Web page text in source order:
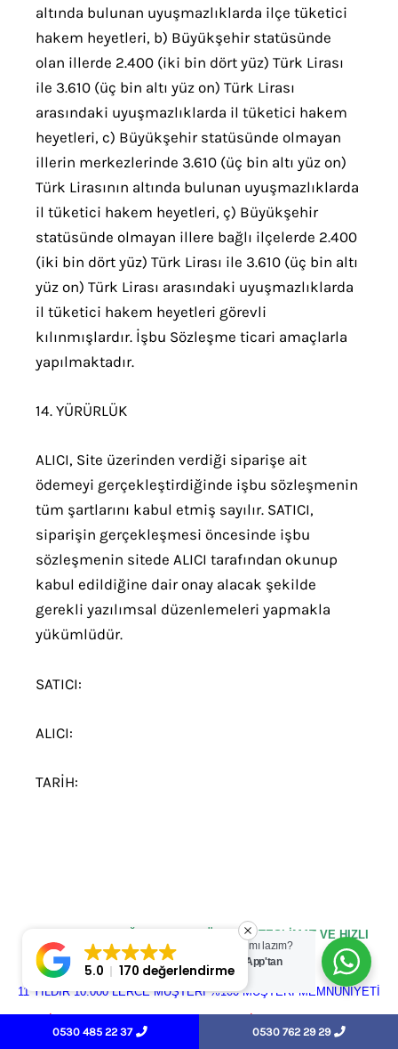
FAN ISI AYRICALIĞIYLA AYNI GÜN HIZLI TESLİMAT VE HIZLI
MONTAJ
11 YILDIR 10.000 LERCE MÜŞTERİ %100 MÜŞTERİ MEMNUNİYETİ
altında bulunan uyuşmazlıklarda ilçe tüketici
hakem heyetleri, b) Büyükşehir statüsünde
olan illerde 2.400 (iki bin dört yüz) Türk Lirası
ile 3.610 (üç bin altı yüz on) Türk Lirası
arasındaki uyuşmazlıklarda il tüketici hakem
heyetleri, c) Büyükşehir statüsünde olmayan
illerin merkezlerinde 3.610 (üç bin altı yüz on)
Türk Lirasının altında bulunan uyuşmazlıklarda
il tüketici hakem heyetleri, ç) Büyükşehir
statüsünde olmayan illere bağlı ilçelerde 2.400
(iki bin dört yüz) Türk Lirası ile 3.610 (üç bin altı
yüz on) Türk Lirası arasındaki uyuşmazlıklarda
il tüketici hakem heyetleri görevli
kılınmışlardır. İşbu Sözleşme ticari amaçlarla
yapılmaktadır.
14. YÜRÜRLÜK
ALICI, Site üzerinden verdiği siparişe ait
ödemeyi gerçekleştirdiğinde işbu sözleşmenin
tüm şartlarını kabul etmiş sayılır. SATICI,
siparişin gerçekleşmesi öncesinde işbu
sözleşmenin sitede ALICI tarafından okunup
kabul edildiğine dair onay alacak şekilde
gerekli yazılımsal düzenlemeleri yapmakla
yükümlüdür.
SATICI:
ALICI:
TARİH:
0530 485 22 37 0530 762 29 29
Yardım mı lazım?
WhatsApp'tan
yazın.
5.0 170 değerlendirme